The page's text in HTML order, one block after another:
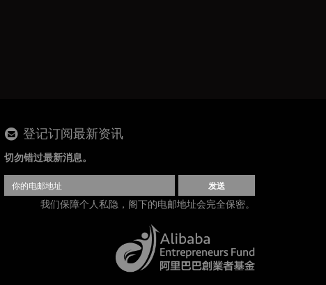
登记订阅最新资讯
切勿错过最新消息。
发送
我们保障个人私隐，阁下的电邮地址会完全保密。